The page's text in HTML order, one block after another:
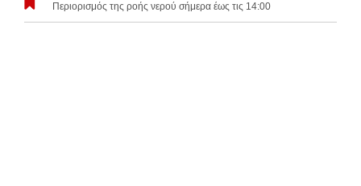
Περιορισμός της ροής νερού σήμερα έως τις 14:00